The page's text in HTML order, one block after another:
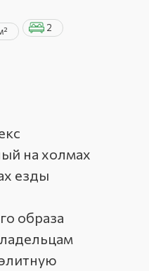
2
на холмах
езды
образа